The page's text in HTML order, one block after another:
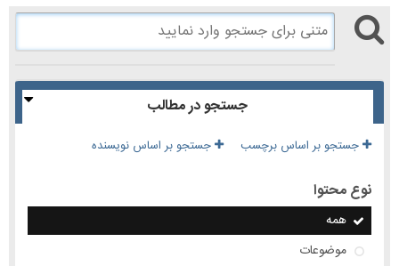
جستجو در مطالب
جستجو بر اساس برچسب جستجو بر اساس نویسنده
نوع محتوا
همه
موضوعات